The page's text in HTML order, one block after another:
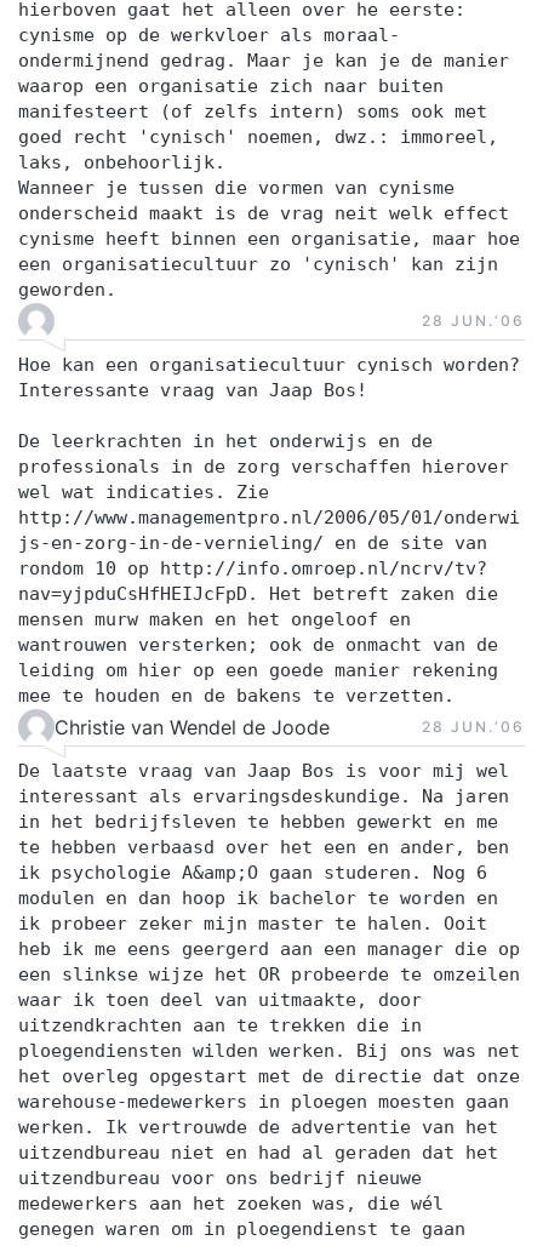
hierboven gaat het alleen over he eerste:
cynisme op de werkvloer als moraal-
ondermijnend gedrag. Maar je kan je de manier
waarop een organisatie zich naar buiten
manifesteert (of zelfs intern) soms ook met
goed recht 'cynisch' noemen, dwz.: immoreel,
laks, onbehoorlijk.
Wanneer je tussen die vormen van cynisme
onderscheid maakt is de vrag neit welk effect
cynisme heeft binnen een organisatie, maar hoe
een organisatiecultuur zo 'cynisch' kan zijn
geworden.
28 JUN.‘06
Hoe kan een organisatiecultuur cynisch worden?
Interessante vraag van Jaap Bos!
De leerkrachten in het onderwijs en de
professionals in de zorg verschaffen hierover
wel wat indicaties. Zie
http://www.managementpro.nl/2006/05/01/onderwi
js-en-zorg-in-de-vernieling/ en de site van
rondom 10 op http://info.omroep.nl/ncrv/tv?
nav=yjpduCsHfHEIJcFpD. Het betreft zaken die
mensen murw maken en het ongeloof en
wantrouwen versterken; ook de onmacht van de
leiding om hier op een goede manier rekening
mee te houden en de bakens te verzetten.
Christie van Wendel de Joode 28 JUN.‘06
De laatste vraag van Jaap Bos is voor mij wel
interessant als ervaringsdeskundige. Na jaren
in het bedrijfsleven te hebben gewerkt en me
te hebben verbaasd over het een en ander, ben
ik psychologie A&amp;O gaan studeren. Nog 6
modulen en dan hoop ik bachelor te worden en
ik probeer zeker mijn master te halen. Ooit
heb ik me eens geergerd aan een manager die op
een slinkse wijze het OR probeerde te omzeilen
waar ik toen deel van uitmaakte, door
uitzendkrachten aan te trekken die in
ploegendiensten wilden werken. Bij ons was net
het overleg opgestart met de directie dat onze
warehouse-medewerkers in ploegen moesten gaan
werken. Ik vertrouwde de advertentie van het
uitzendbureau niet en had al geraden dat het
uitzendbureau voor ons bedrijf nieuwe
medewerkers aan het zoeken was, die wél
genegen waren om in ploegendienst te gaan